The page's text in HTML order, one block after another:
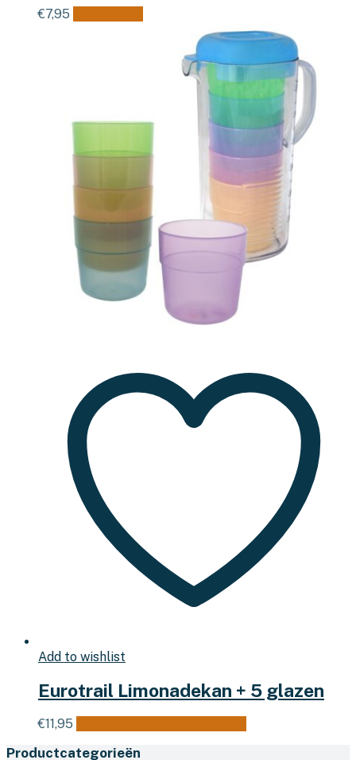
€7,95
Add to wishlist
Eurotrail Limonadekan + 5 glazen
€11,95
Productcategorieën